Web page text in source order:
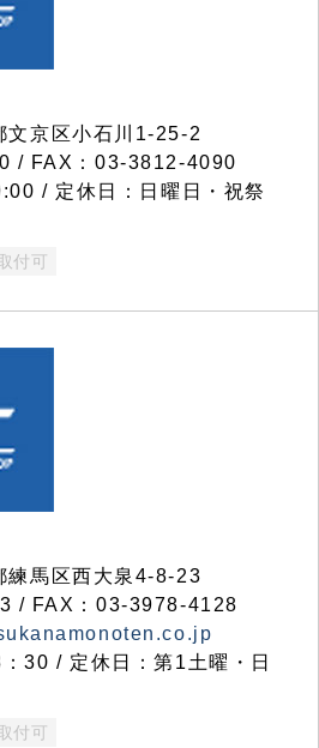
京区小石川1-25-2
/ FAX：03-3812-4090
/ 定休日：日曜日・祝祭
付可
馬区西大泉4-8-23
/ FAX：03-3978-4128
30 / 定休日：第1土曜・日
付可